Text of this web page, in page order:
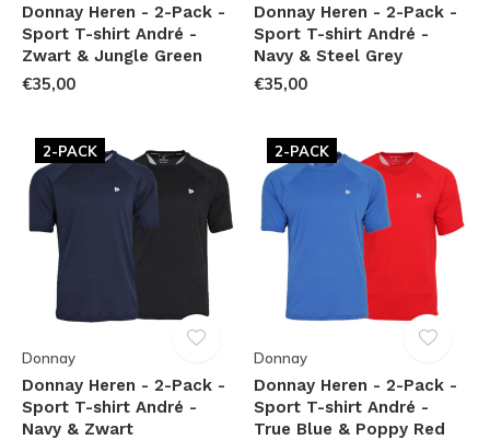
Donnay Heren - 2-Pack -
Sport T-shirt André -
Zwart & Jungle Green
€35,00
Donnay Heren - 2-Pack -
Sport T-shirt André -
Navy & Steel Grey
€35,00
2-PACK
Donnay
Donnay Heren - 2-Pack -
Sport T-shirt André -
Navy & Zwart
2-PACK
Donnay
Donnay Heren - 2-Pack -
Sport T-shirt André -
True Blue & Poppy Red